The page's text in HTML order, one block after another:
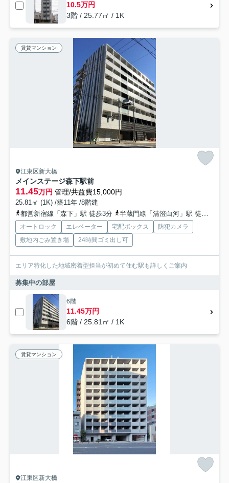
10.5万円
3階 / 25.77㎡ / 1K
賃貸マンション
江東区新大橋
メインステージ森下駅前
11.45万円 管理/共益費15,000円
25.81㎡ (1K) /築11年 /8階建
都営新宿線「森下」駅 徒歩3分
半蔵門線「清澄白河」駅 徒歩12分
オートロック エレベーター 宅配ボックス
防犯カメラ
敷地内ごみ置き場
24時間ゴミ出し可
エリア特化した地域密着型担当が初めて住む駅も詳しくご案内
募集中の部屋
6階
11.45万円
6階 / 25.81㎡ / 1K
賃貸マンション
江東区新大橋